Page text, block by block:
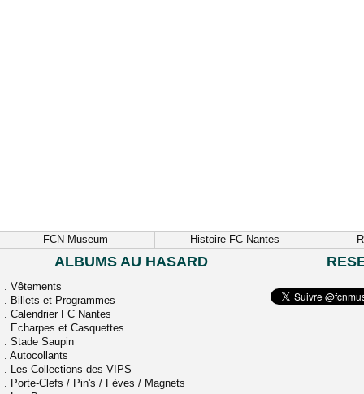
FCN Museum Histoire FC Nantes
ALBUMS AU HASARD
. Vêtements
. Billets et Programmes
. Calendrier FC Nantes
. Echarpes et Casquettes
. Stade Saupin
. Autocollants
. Les Collections des VIPS
. Porte-Clefs / Pin's / Fèves / Magnets